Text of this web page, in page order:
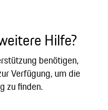
Hilfe?
benötigen,
Verfügung, um die
zu finden.